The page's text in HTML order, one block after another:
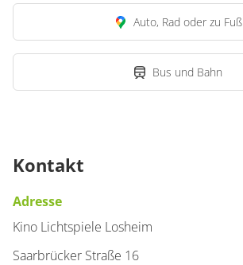
Auto, Rad oder zu Fuß
Bus und Bahn
Kontakt
Adresse
Kino Lichtspiele Losheim
Saarbrücker Straße 16